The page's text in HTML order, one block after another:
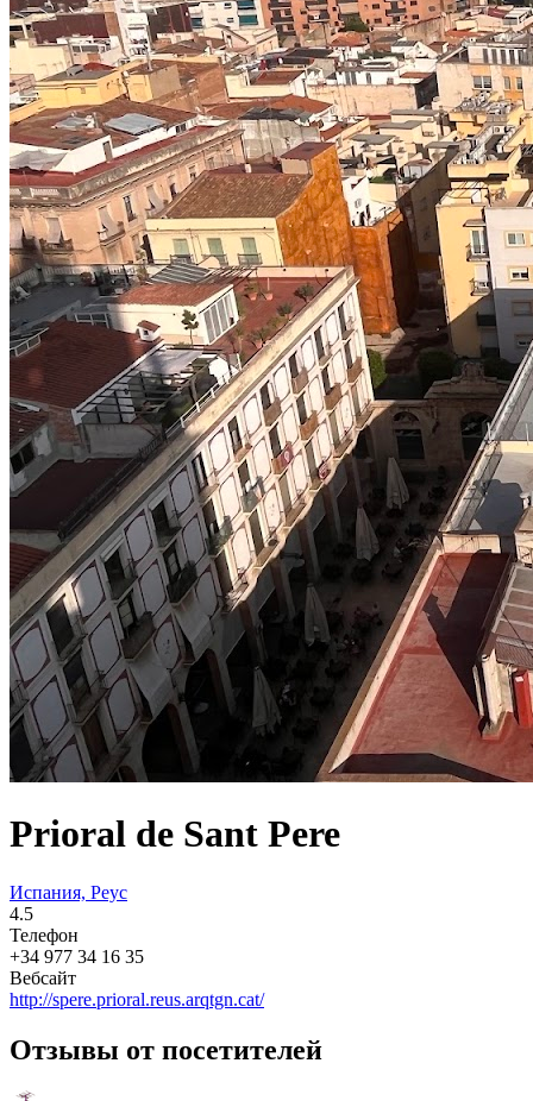
Prioral de Sant Pere
Испания, Реус
4.5
Телефон
+34 977 34 16 35
Вебсайт
http://spere.prioral.reus.arqtgn.cat/
Отзывы от посетителей